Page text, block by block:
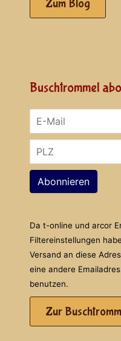
Zum Blog
Buschtrommel
Abonnieren
Da t-online und arcor
Filtereinstellungen
Versand an diese
eine andere
benutzen.
Zur